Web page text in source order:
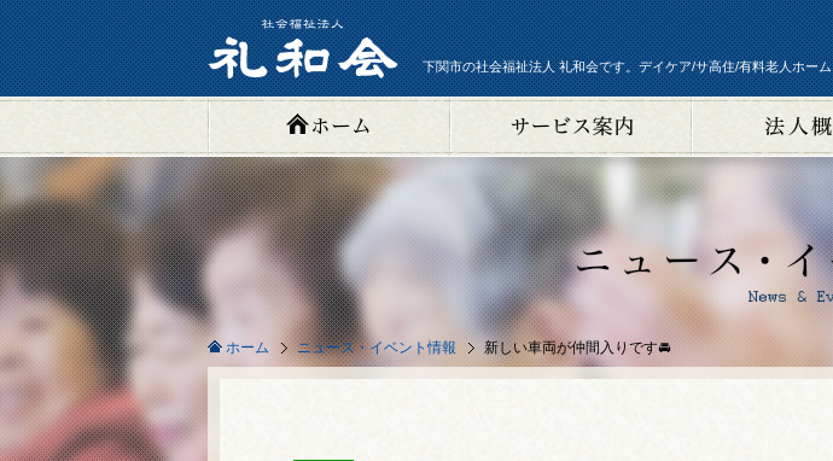
下関市の社会福祉法人 礼和会です。デイケア/サ高住/有料老人ホーム
ホーム ニュース・イベント情報 新しい車両が仲間入りです🚘